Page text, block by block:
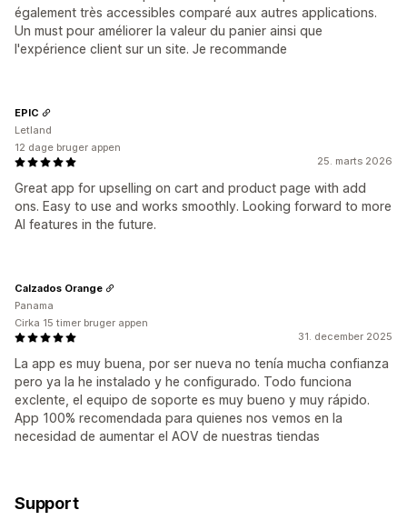
également très accessibles comparé aux autres applications.
Un must pour améliorer la valeur du panier ainsi que
l'expérience client sur un site. Je recommande
25. marts 2026
Great app for upselling on cart and product page with add
ons. Easy to use and works smoothly. Looking forward to more
AI features in the future.
EPIC
Letland
12 dage bruger appen
31. december 2025
La app es muy buena, por ser nueva no tenía mucha confianza
pero ya la he instalado y he configurado. Todo funciona
exclente, el equipo de soporte es muy bueno y muy rápido.
App 100% recomendada para quienes nos vemos en la
necesidad de aumentar el AOV de nuestras tiendas
Calzados Orange
Panama
Cirka 15 timer bruger appen
Support